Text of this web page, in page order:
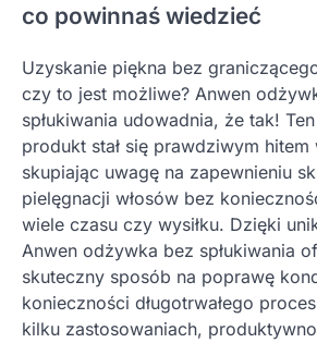
co powinnaś wiedzieć
Uzyskanie piękna bez
czy to jest możliwe? Anwen
spłukiwania udowadnia, że tak!
produkt stał się prawdziwym
skupiając uwagę na zapewnieniu
pielęgnacji włosów bez
wiele czasu czy wysiłku. Dzięki
Anwen odżywka bez spłukiwania
skuteczny sposób na poprawę
konieczności długotrwałego
kilku zastosowaniach,